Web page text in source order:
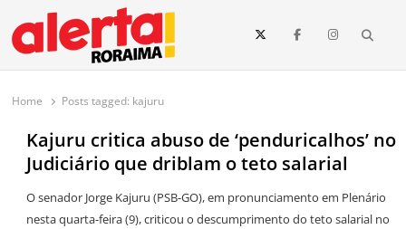
conteúdo
O maior portal de notícias de Roraima
O Alerta Roraima é seu portal de notícias completo sobre política,
e todo o estado de Roraima. Fique sempre informado com
Home Posts tagged: kajuru
Kajuru critica abuso de ‘penduricalhos’ no
Judiciário que driblam o teto salarial
O senador Jorge Kajuru (PSB-GO), em pronunciamento em Plenário
nesta quarta-feira (9), criticou o descumprimento do teto salarial no